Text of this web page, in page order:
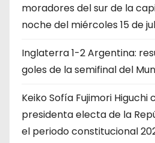
moradores del sur de la
noche del miércoles 15 de
Inglaterra 1-2 Argentina:
goles de la semifinal del
Keiko Sofía Fujimori Higuchi
presidenta electa de la
el periodo constitucional